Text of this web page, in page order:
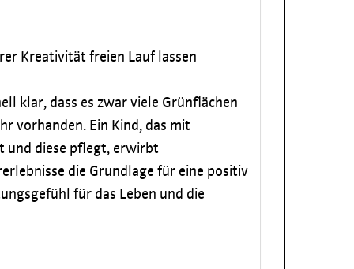
Kreativität freien Lauf lassen
klar, dass es zwar viele Grünflächen
vorhanden. Ein Kind, das mit
und diese pflegt, erwirbt
die Grundlage für eine positiv
für das Leben und die